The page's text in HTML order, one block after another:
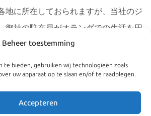
Beheer toestemming
te bieden, gebruiken wij technologieën zoals
uw apparaat op te slaan en/of te raadplegen.
Accepteren
地に所在しておられますが、当社のジ
御社の駐在員がオランダでの生活を円
ようお手伝いいたします。当社のスタ
通しており、日本語および英語が堪能
ント様とのスムーズなコミュニケーシ
れます。